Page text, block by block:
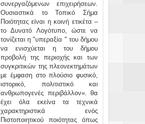
συνεργαζόμενων επιχειρήσεων.
Ουσιαστικά το Τοπικό Σήμα
Ποιότητας είναι η κοινή ετικέτα –
το Δυνατό Λογότυπο, ώστε να
τονίζεται η "υπεραξία " του δήμου
να ενισχύεται η του δήμου
προβολή της περιοχής και των
συγκριτικών της πλεονεκτημάτων
με έμφαση στο πλούσιο φυσικό,
ιστορικό, πολιτιστικό και
ανθρωπογενές περιβάλλον». θα
έχει όλα εκείνα τα τεχνικά
χαρακτηριστικά ενός
Πιστοποιητικού ποιότητας όπως